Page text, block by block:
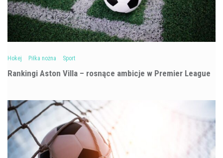
Hokej Piłka nożna Sport
Rankingi Aston Villa – rosnące ambicje w Premier League